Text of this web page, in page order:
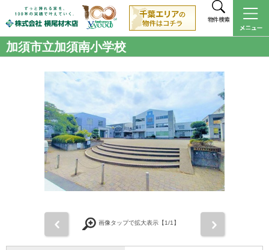
物件検索
加須市立加須南小学校
画像タップで拡大表示【1/1】